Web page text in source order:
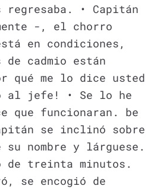
regresaba. • Capitán
-, el chorro
en condiciones,
cadmio están
qué me lo dice usted
al jefe! • Se lo he
que funcionaran. be
se inclinó sobre
nombre y lárguese.
de treinta minutos.
se encogió de